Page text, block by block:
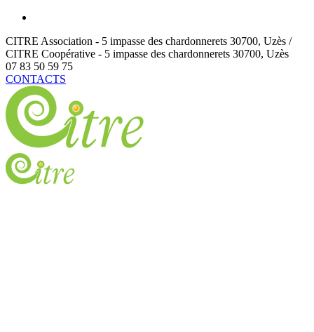
CITRE Association - 5 impasse des chardonnerets 30700, Uzès /
CITRE Coopérative - 5 impasse des chardonnerets 30700, Uzès
07 83 50 59 75
CONTACTS